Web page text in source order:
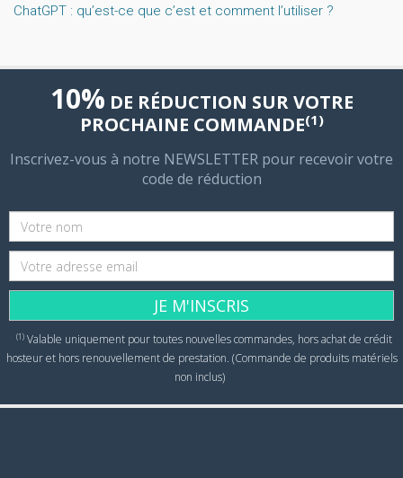
ChatGPT : qu’est-ce que c’est et comment l’utiliser ?
10% DE RÉDUCTION SUR VOTRE
PROCHAINE COMMANDE(1)
Inscrivez-vous à notre NEWSLETTER pour recevoir votre
code de réduction
JE M'INSCRIS
(1)Valable uniquement pour toutes nouvelles commandes, hors achat de crédit
hosteur et hors renouvellement de prestation. (Commande de produits matériels
non inclus)